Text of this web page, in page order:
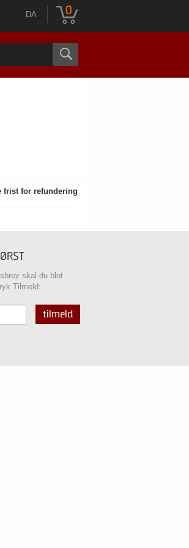
DA 0
frist for refundering
skal du blot
Tilmeld:
tilmeld